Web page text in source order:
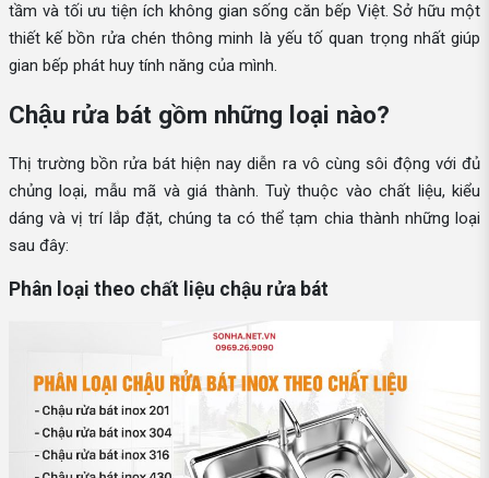
tầm và tối ưu tiện ích không gian sống căn bếp Việt. Sở hữu một
thiết kế bồn rửa chén thông minh là yếu tố quan trọng nhất giúp
gian bếp phát huy tính năng của mình.
Chậu rửa bát gồm những loại nào?
Thị trường bồn rửa bát hiện nay diễn ra vô cùng sôi động với đủ
chủng loại, mẫu mã và giá thành. Tuỳ thuộc vào chất liệu, kiểu
dáng và vị trí lắp đặt, chúng ta có thể tạm chia thành những loại
sau đây:
Phân loại theo chất liệu chậu rửa bát